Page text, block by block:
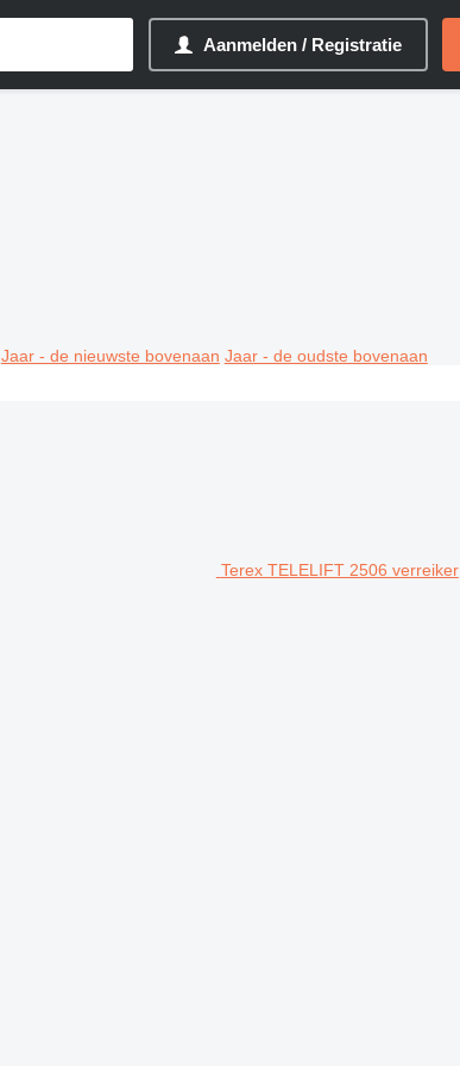
Aanmelden / Registratie
Jaar - de nieuwste bovenaan Jaar - de oudste bovenaan
Terex TELELIFT 2506 verreiker